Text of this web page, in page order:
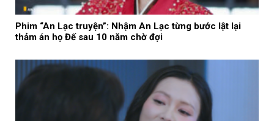
Phim “An Lạc truyện”: Nhậm An Lạc từng bước lật lại
thảm án họ Đế sau 10 năm chờ đợi